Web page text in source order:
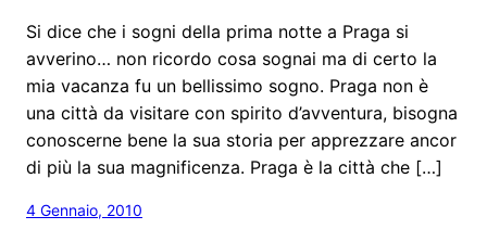
Si dice che i sogni della prima notte a Praga si
avverino… non ricordo cosa sognai ma di certo la
mia vacanza fu un bellissimo sogno. Praga non è
una città da visitare con spirito d’avventura, bisogna
conoscerne bene la sua storia per apprezzare ancor
di più la sua magnificenza. Praga è la città che […]
4 Gennaio, 2010